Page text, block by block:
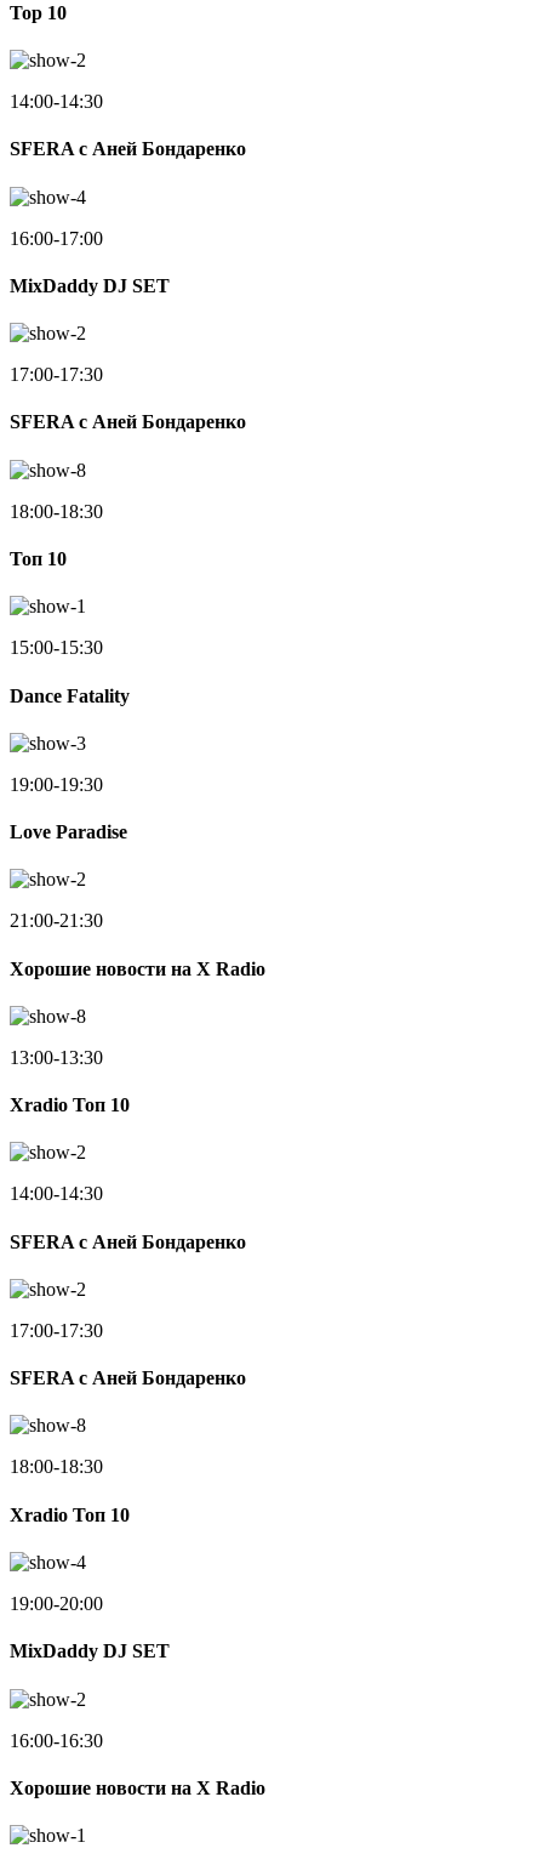
Top 10
14:00-14:30
SFERA с Аней Бондаренко
16:00-17:00
MixDaddy DJ SET
17:00-17:30
SFERA с Аней Бондаренко
18:00-18:30
Toп 10
15:00-15:30
Dance Fatality
19:00-19:30
Love Paradise
21:00-21:30
Хорошие новости на X Radio
13:00-13:30
Xradio Топ 10
14:00-14:30
SFERA с Аней Бондаренко
17:00-17:30
SFERA с Аней Бондаренко
18:00-18:30
Xradio Топ 10
19:00-20:00
MixDaddy DJ SET
16:00-16:30
Хорошие новости на X Radio